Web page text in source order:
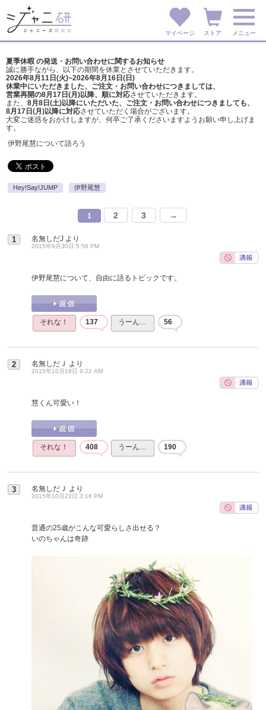
マイページ ストア メニュー
夏季休暇 の発送・お問い合わせに関するお知らせ
誠に勝手ながら、以下の期間を休業とさせていただきます。
2026年8月11日(火)~2026年8月16日(日)
休業中にいただきました、ご注文・お問い合わせにつきましては、
営業再開の8月17日(月)以降、順に対応させていただきます。
また、 8月8日(土)以降にいただいた、ご注文・ お問い合わせにつきましても、
8月17日(月)以降に対応させていただく場合がございます。
大変ご迷惑をおかけしますが、 何卒ご了承くださいますようお願い申し上げま
す。
伊野尾慧について語ろう
Hey!Say!JUMP 伊野尾慧
1 2 3 →
1 名無しだJ より
2015年9月30日 5:56 PM
伊野尾慧について、自由に語るトピックです。
それな！ 137 うーん… 56
2 名無しだＪ より
2015年10月19日 9:22 AM
慧くん可愛い！
それな！ 408 うーん… 190
3 名無しだＪ より
2015年10月22日 3:16 PM
普通の25歳がこんな可愛らしさ出せる？
いのちゃんは奇跡